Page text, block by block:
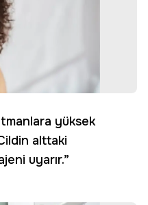
yüksek
alttaki
uyarır.”